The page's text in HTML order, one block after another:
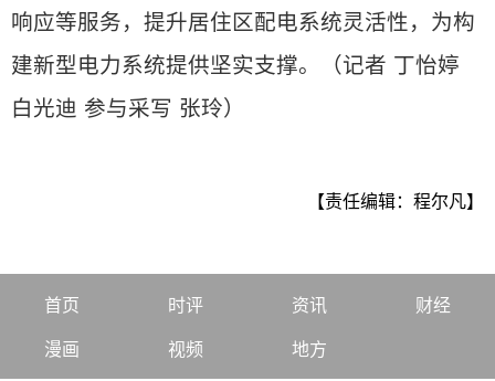
响应等服务，提升居住区配电系统灵活性，为构
建新型电力系统提供坚实支撑。（记者 丁怡婷
白光迪 参与采写 张玲）
【责任编辑：程尔凡】
首页 时评 资讯 财经
漫画 视频 地方